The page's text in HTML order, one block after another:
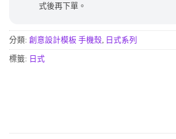
式後再下單。
分類: 創意設計模板 手機殼 日式系列
標籤: 日式